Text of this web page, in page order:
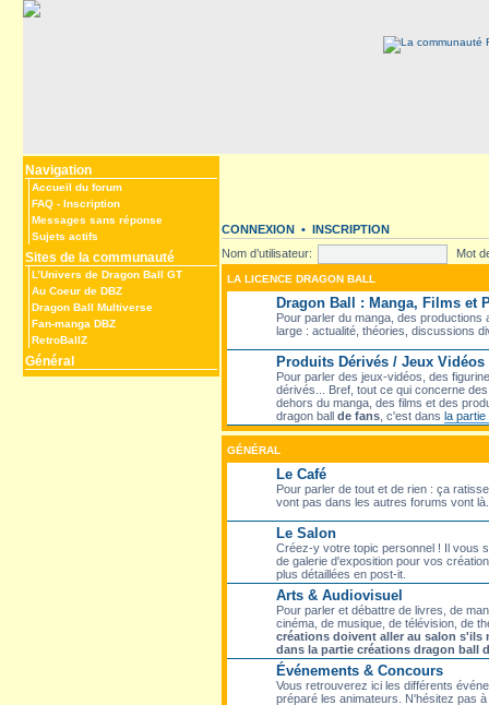
Navigation
Accueil du forum
FAQ - Inscription
Messages sans réponse
Sujets actifs
Sites de la communauté
L’Univers de Dragon Ball GT
Au Coeur de DBZ
Dragon Ball Multiverse
Fan-manga DBZ
RetroBallZ
Général
CONNEXION • INSCRIPTION
Nom d’utilisateur:
Mot
LA LICENCE DRAGON BALL
Dragon Ball : Manga, Films et
Pour parler du manga, des productions
large : actualité, théories, discussions
Produits Dérivés / Jeux Vidéos
Pour parler des jeux-vidéos, des
dérivés... Bref, tout ce qui concerne
dehors du manga, des films et des
dragon ball de fans , c'est dans la partie
GÉNÉRAL
Le Café
Pour parler de tout et de rien : ça
vont pas dans les autres forums vont là.
Le Salon
Créez-y votre topic personnel ! Il vous
de galerie d'exposition pour vos
plus détaillées en post-it.
Arts & Audiovisuel
Pour parler et débattre de livres, de
cinéma, de musique, de télévision, de
créations doivent aller au salon s'ils
dans la partie créations dragon ball
Événements & Concours
Vous retrouverez ici les différents
préparé les animateurs. N'hésitez pas